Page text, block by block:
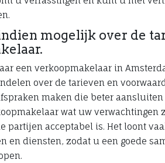
mogelijk over de
een verkoopmakelaar in
over de tarieven en
maken die beter
wat uw verwachtingen
partijen acceptabel is. Het loont
en diensten, zodat u een goede